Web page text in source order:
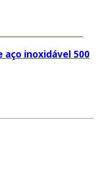
inoxidável 500